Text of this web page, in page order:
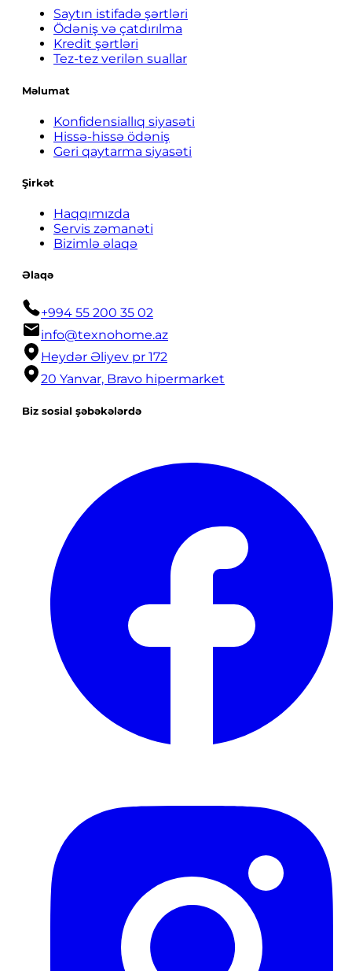
Saytın istifadə şərtləri
Ödəniş və çatdırılma
Kredit şərtləri
Tez-tez verilən suallar
Məlumat
Konfidensiallıq siyasəti
Hissə-hissə ödəniş
Geri qaytarma siyasəti
Şirkət
Haqqımızda
Servis zəmanəti
Bizimlə əlaqə
Əlaqə
+994 55 200 35 02
info@texnohome.az
Heydər Əliyev pr 172
20 Yanvar, Bravo hipermarket
Biz sosial şəbəkələrdə